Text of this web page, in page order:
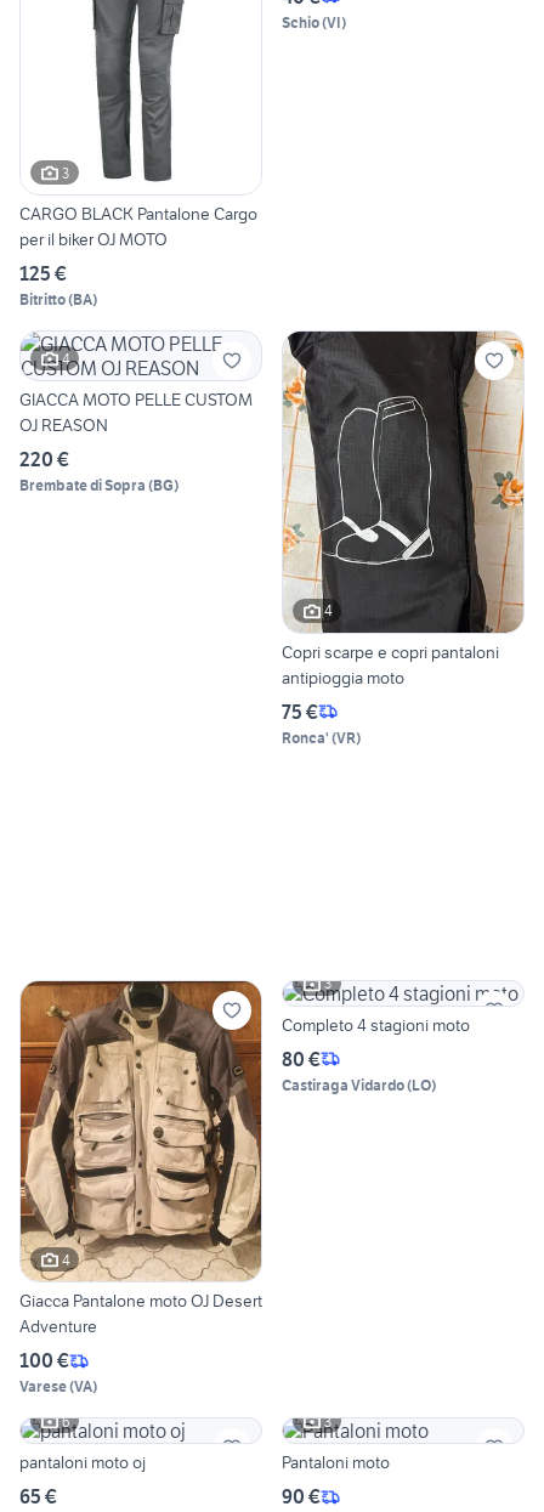
3
CARGO BLACK Pantalone Cargo
per il biker OJ MOTO
125 €
Bitritto(BA)
Schio(VI)
4
GIACCA MOTO PELLE CUSTOM
OJ REASON
220 €
Brembate di Sopra (BG)
4
Copri scarpe e copri pantaloni
antipioggia moto
75 €
Ronca' (VR)
4
Giacca Pantalone moto OJ Desert
Adventure
100 €
Varese(VA)
3
Completo 4 stagioni moto
80 €
Castiraga Vidardo(LO)
6
pantaloni moto oj
65 €
3
Pantaloni moto
90 €